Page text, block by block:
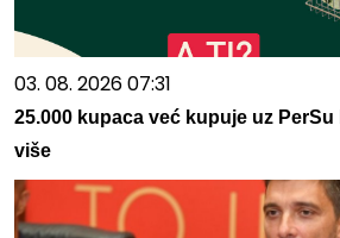
03. 08. 2026 07:31
25.000 kupaca već kupuje uz PerSu
više